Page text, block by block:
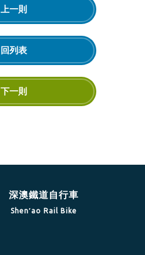
上一則
回列表
下一則
深澳鐵道自行車
Shen′ao Rail Bike